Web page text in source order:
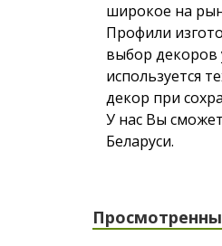
широкое на
Профили
выбор декоров
используется
декор при
У нас Вы
Беларуси.